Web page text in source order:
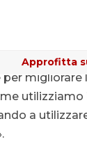
Approfitta
a